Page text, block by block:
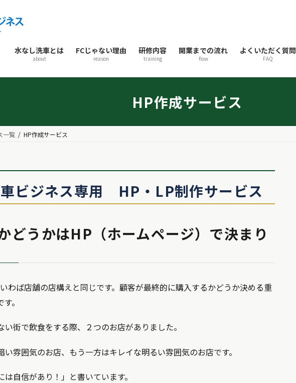
水なし洗車とは
about
FCじゃない理由
reason
研修内容
training
開業までの流れ
flow
よくいただく質問
FAQ
HP作成サービス
一覧 HP作成サービス
ビジネス専用 HP・LP制作サービス
どうかはHP（ホームページ）で決まり
わば店舗の店構えと同じです。顧客が最終的に購入するかどうか決める重
。
街で飲食をする際、２つのお店がありました。
雰囲気のお店、もう一方はキレイな明るい雰囲気のお店です。
自信があり！」と書いています。